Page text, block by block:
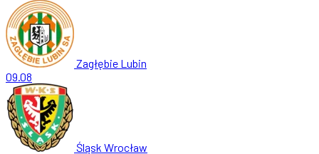
Zagłębie Lubin
09.08
Śląsk Wrocław